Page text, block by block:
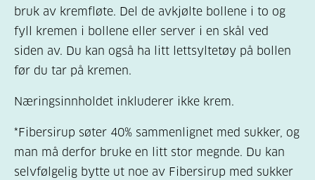
bruk av kremfløte. Del de avkjølte bollene i to og
fyll kremen i bollene eller server i en skål ved
siden av. Du kan også ha litt lettsyltetøy på bollen
før du tar på kremen.
Næringsinnholdet inkluderer ikke krem.
*Fibersirup søter 40% sammenlignet med sukker, og
man må derfor bruke en litt stor megnde. Du kan
selvfølgelig bytte ut noe av Fibersirup med sukker